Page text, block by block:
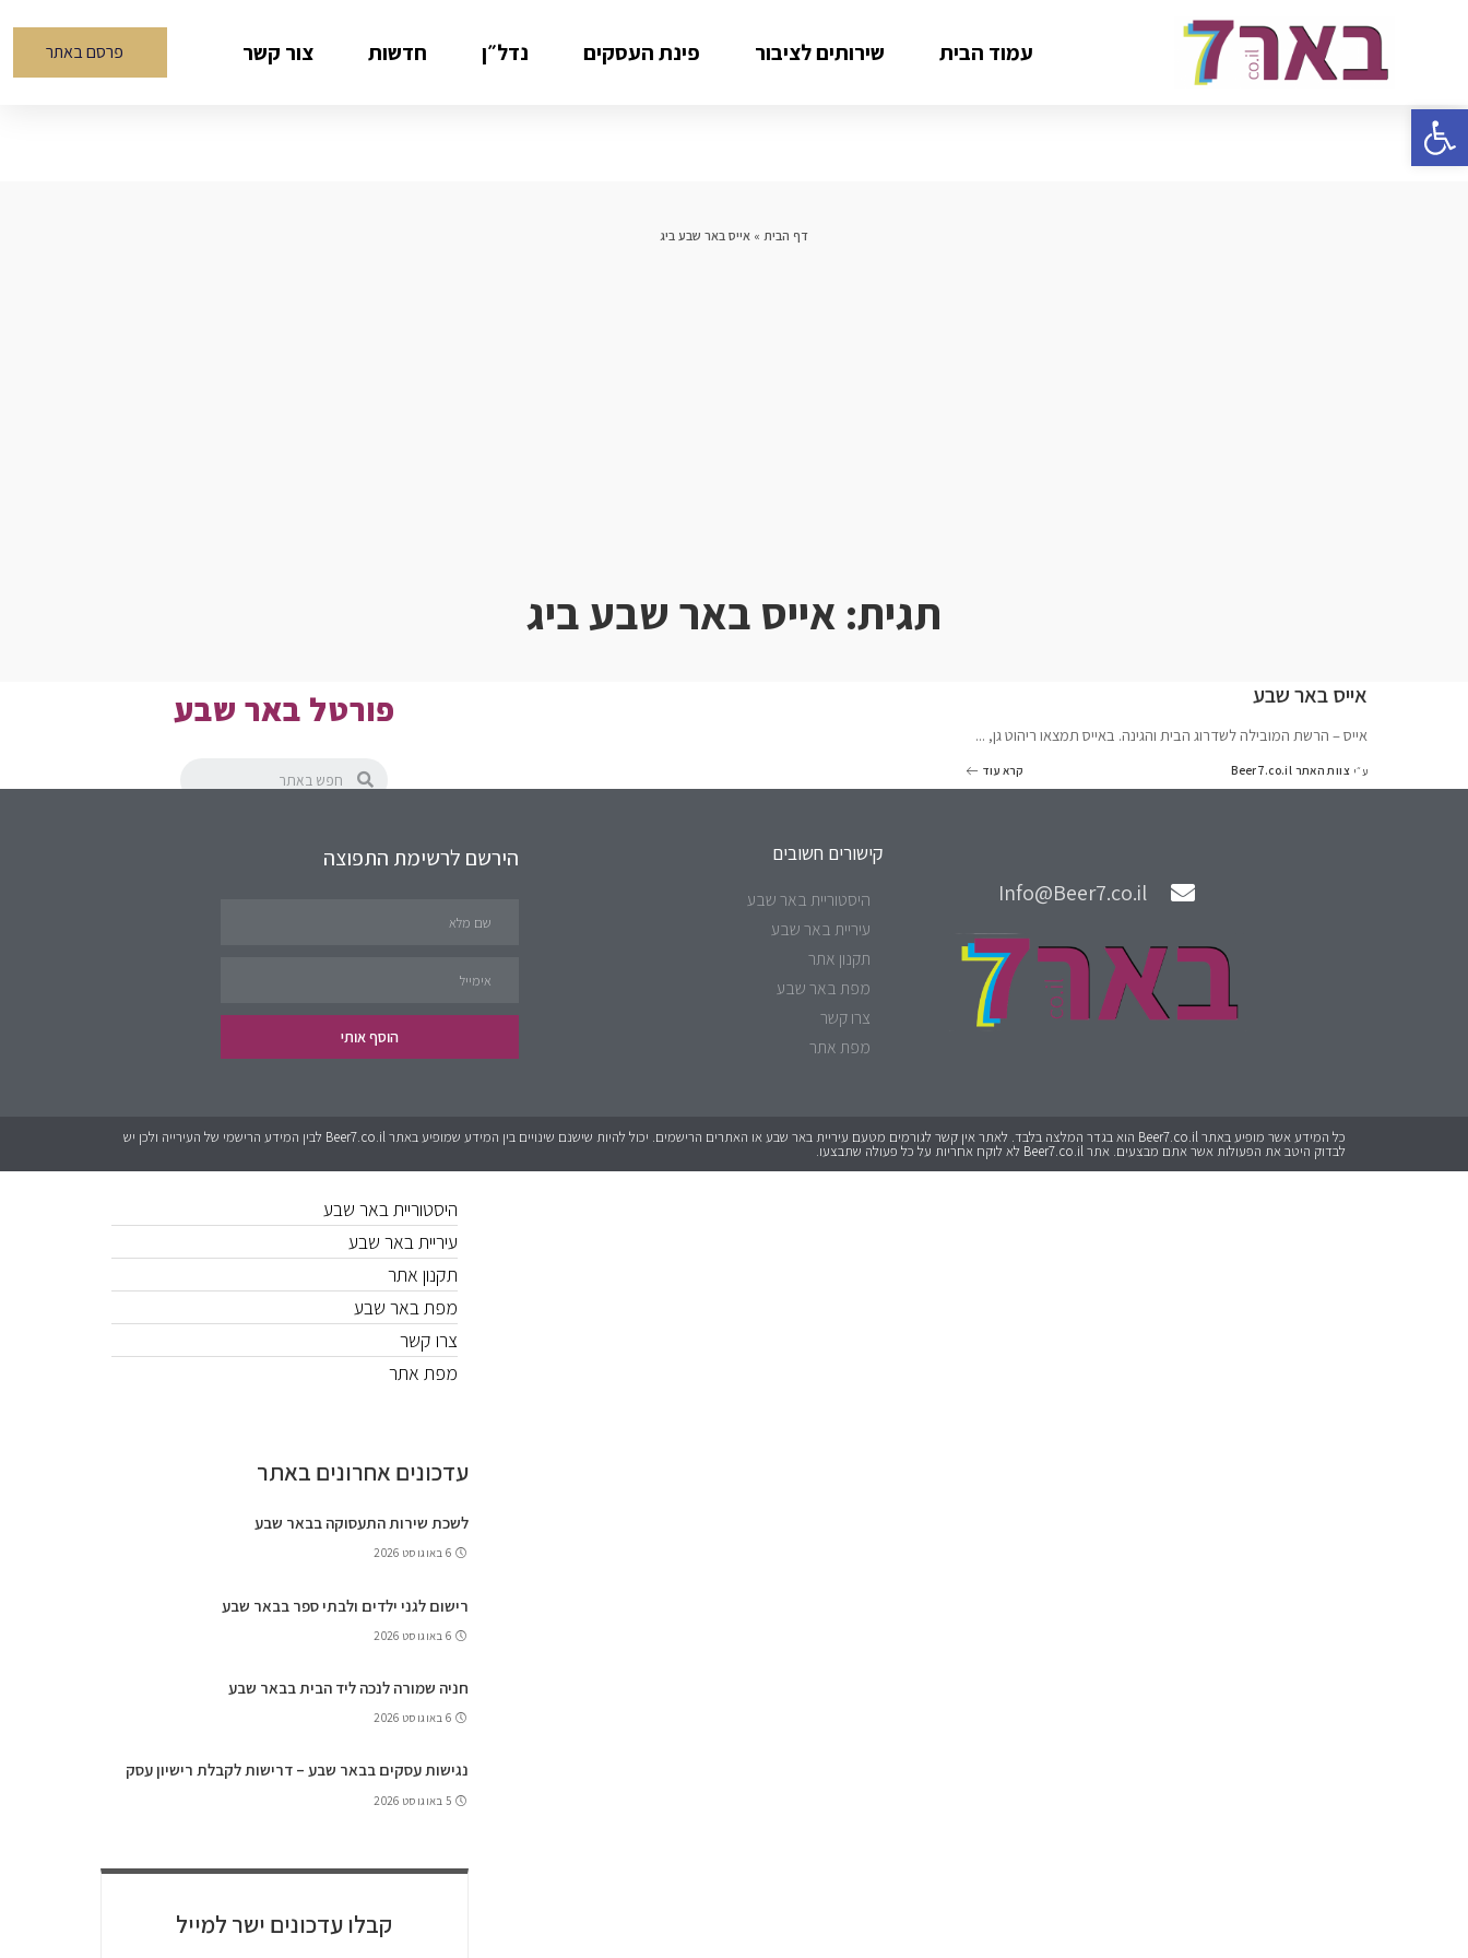
פתח סרגל נגישות
עמוד הבית שירותים לציבור פינת העסקים נדל״ן חדשות צור קשר פרסם באתר
דף הבית » אייס באר שבע ביג
תגית: אייס באר שבע ביג
אייס באר שבע
אייס – הרשת המובילה לשדרוג הבית והגינה. באייס תמצאו ריהוט גן, ...
ע״י צוות האתר Beer7.co.il קרא עוד
פורטל באר שבע
נדל״ן
קישורים חשובים
היסטוריית באר שבע
עיריית באר שבע
תקנון אתר
מפת באר שבע
צרו קשר
מפת אתר
עדכונים אחרונים באתר
לשכת שירות התעסוקה בבאר שבע
6 באוגוסט 2026
רישום לגני ילדים ולבתי ספר בבאר שבע
6 באוגוסט 2026
חניה שמורה לנכה ליד הבית בבאר שבע
6 באוגוסט 2026
נגישות עסקים בבאר שבע – דרישות לקבלת רישיון עסק
5 באוגוסט 2026
קבלו עדכונים ישר למייל
Info@Beer7.co.il
קישורים חשובים
היסטוריית באר שבע
עיריית באר שבע
תקנון אתר
מפת באר שבע
צרו קשר
מפת אתר
הירשם לרשימת התפוצה
הוסף אותי
כל המידע אשר מופיע באתר Beer7.co.il הוא בגדר המלצה בלבד. לאתר אין קשר לגורמים מטעם עיריית באר שבע או האתרים הרישמים. יכול להיות שישנם שינויים בין המידע שמופיע באתר Beer7.co.il לבין המידע הרישמי של העירייה ולכן יש
לבדוק היטב את הפעולות אשר אתם מבצעים. אתר Beer7.co.il לא לוקח אחריות על כל פעולה שתבצעו.